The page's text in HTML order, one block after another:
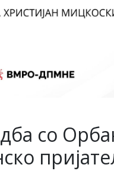
со